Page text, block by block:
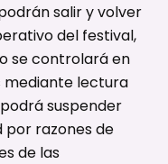
salir y volver
del festival,
se controlará en
mediante lectura
suspender
razones de
de las